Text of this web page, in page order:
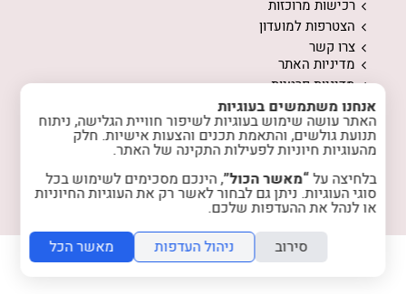
רכישות מרוכזות
הצטרפות למועדון
צרו קשר
מדיניות האתר
מדיניות פרטיות
facebook
instagram
folyou -
אנחנו משתמשים בעוגיות
האתר עושה שימוש בעוגיות לשיפור חוויית הגלישה, ניתוח
תנועת גולשים, והתאמת תכנים והצעות אישיות. חלק
מהעוגיות חיוניות לפעילות התקינה של האתר.
בלחיצה על“מאשר הכול”, הינכם מסכימים לשימוש בכל
סוגי העוגיות. ניתן גם לבחור לאשר רק את העוגיות החיוניות
או לנהל את ההעדפות שלכם.
סירוב
ניהול העדפות מאשר הכל